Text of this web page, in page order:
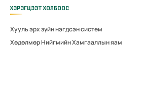
ХЭРЭГЦЭЭТ ХОЛБООС
Хууль эрх зүйн нэгдсэн систем
Хөдөлмөр Нийгмийн Хамгааллын яам